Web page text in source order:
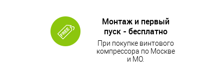
Монтаж и первый
пуск - бесплатно
При покупке винтового
компрессора по Москве
и МО.